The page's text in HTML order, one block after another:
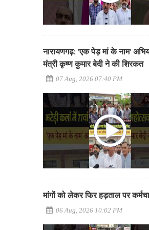
नारायणगढ़: 'एक पेड़ मां के नाम'
मंत्री कृष्ण कुमार बेदी ने की शिरकत
07 Aug, 2026 07:40 PM
मांगों को लेकर फिर हड़ताल पर
06 Aug, 2026 10:02 PM